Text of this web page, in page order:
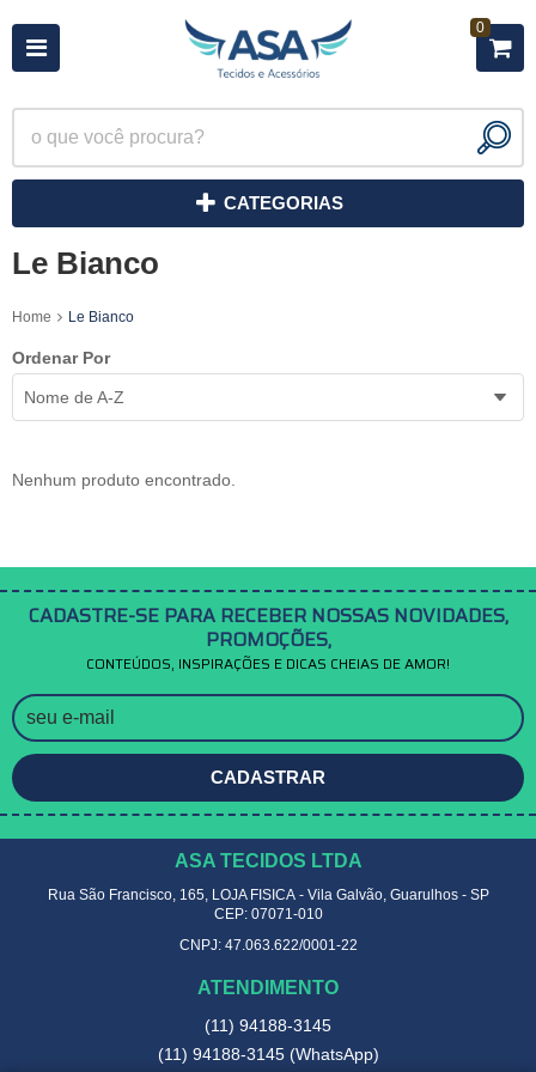
0
CATEGORIAS
Le Bianco
Home Le Bianco
Ordenar Por
Nome de A-Z
Nenhum produto encontrado.
CADASTRE-SE PARA RECEBER NOSSAS NOVIDADES,
PROMOÇÕES,
CONTEÚDOS, INSPIRAÇÕES E DICAS CHEIAS DE AMOR!
CADASTRAR
ASA TECIDOS LTDA
Rua São Francisco, 165, LOJA FISICA- Vila Galvão, Guarulhos- SP
CEP: 07071-010
CNPJ: 47.063.622/0001-22
ATENDIMENTO
(11) 94188-3145
(11) 94188-3145 (WhatsApp)